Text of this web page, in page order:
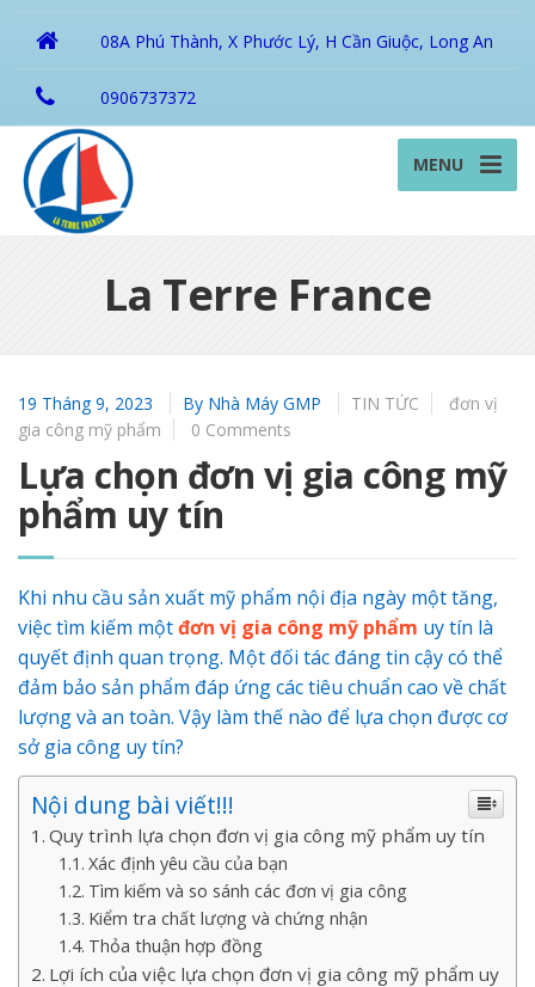
08A Phú Thành, X Phước Lý, H Cần Giuộc, Long An
0906737372
MENU
La Terre France
19 Tháng 9, 2023 By Nhà Máy GMP TIN TỨC
đơn vị
gia công mỹ phẩm
0 Comments
Lựa chọn đơn vị gia công mỹ
phẩm uy tín
Khi nhu cầu sản xuất mỹ phẩm nội địa ngày một tăng,
việc tìm kiếm mộtđơn vị gia công mỹ phẩm uy tín là
quyết định quan trọng. Một đối tác đáng tin cậy có thể
đảm bảo sản phẩm đáp ứng các tiêu chuẩn cao về chất
lượng và an toàn. Vậy làm thế nào để lựa chọn được cơ
sở gia công uy tín?
Nội dung bài viết!!!
Quy trình lựa chọn đơn vị gia công mỹ phẩm uy tín
Xác định yêu cầu của bạn
Tìm kiếm và so sánh các đơn vị gia công
Kiểm tra chất lượng và chứng nhận
Thỏa thuận hợp đồng
Lợi ích của việc lựa chọn đơn vị gia công mỹ phẩm uy